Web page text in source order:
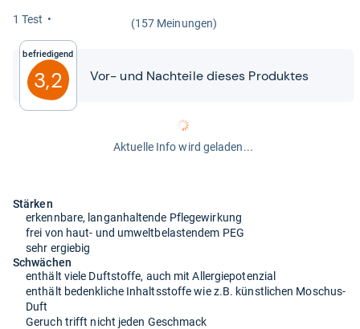
1 Test (157 Meinungen)
Befriedigend
3,2 Vor-​​ und Nach­teile die­ses Pro­duk­tes
Aktuelle Info wird geladen...
Stärken
erkennbare, langanhaltende Pflegewirkung
frei von haut- und umweltbelastendem PEG
sehr ergiebig
Schwächen
enthält viele Duftstoffe, auch mit Allergiepotenzial
enthält bedenkliche Inhaltsstoffe wie z.B. künstlichen Moschus-
Duft
Geruch trifft nicht jeden Geschmack